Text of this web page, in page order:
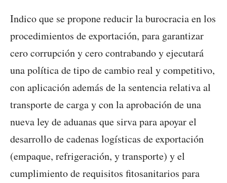
Indico que se propone reducir la burocracia en los
procedimientos de exportación, para garantizar
cero corrupción y cero contrabando y ejecutará
una política de tipo de cambio real y competitivo,
con aplicación además de la sentencia relativa al
transporte de carga y con la aprobación de una
nueva ley de aduanas que sirva para apoyar el
desarrollo de cadenas logísticas de exportación
(empaque, refrigeración, y transporte) y el
cumplimiento de requisitos fitosanitarios para